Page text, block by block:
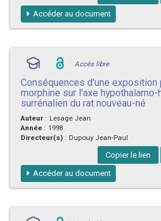
Accéder au document
Accès libre
Conséquences d'une exposition
morphine sur l'axe hypothalamo-
surrénalien du rat nouveau-né
Auteur : Lesage Jean
Année : 1998
Directeur(s) : Dupouy Jean-Paul
Copier le lien
Accéder au document